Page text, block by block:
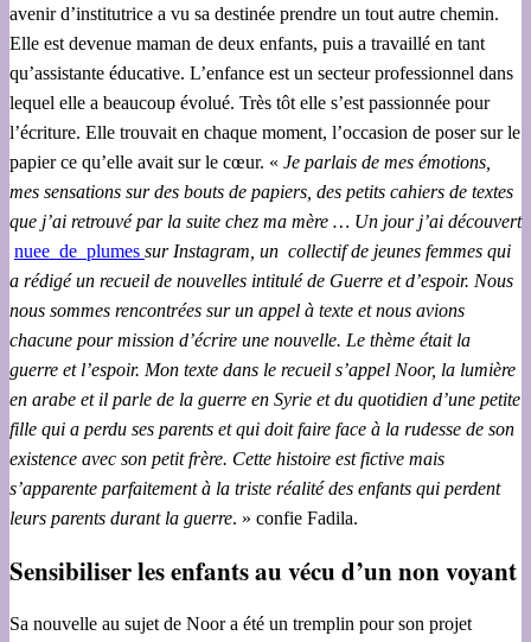
avenir d’institutrice a vu sa destinée prendre un tout autre chemin.
Elle est devenue maman de deux enfants, puis a travaillé en tant
qu’assistante éducative. L’enfance est un secteur professionnel dans
lequel elle a beaucoup évolué. Très tôt elle s’est passionnée pour
l’écriture. Elle trouvait en chaque moment, l’occasion de poser sur le
papier ce qu’elle avait sur le cœur. « Je parlais de mes émotions,
mes sensations sur des bouts de papiers, des petits cahiers de textes
que j’ai retrouvé par la suite chez ma mère … Un jour j’ai découvert
nuee_de_plumes sur Instagram, un collectif de jeunes femmes qui
a rédigé un recueil de nouvelles intitulé de Guerre et d’espoir. Nous
nous sommes rencontrées sur un appel à texte et nous avions
chacune pour mission d’écrire une nouvelle. Le thème était la
guerre et l’espoir. Mon texte dans le recueil s’appel Noor, la lumière
en arabe et il parle de la guerre en Syrie et du quotidien d’une petite
fille qui a perdu ses parents et qui doit faire face à la rudesse de son
existence avec son petit frère. Cette histoire est fictive mais
s’apparente parfaitement à la triste réalité des enfants qui perdent
leurs parents durant la guerre. » confie Fadila.
Sensibiliser les enfants au vécu d’un non voyant
Sa nouvelle au sujet de Noor a été un tremplin pour son projet